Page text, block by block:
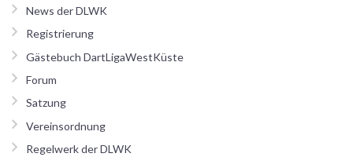
News der DLWK
Registrierung
Gästebuch DartLigaWestKüste
Forum
Satzung
Vereinsordnung
Regelwerk der DLWK